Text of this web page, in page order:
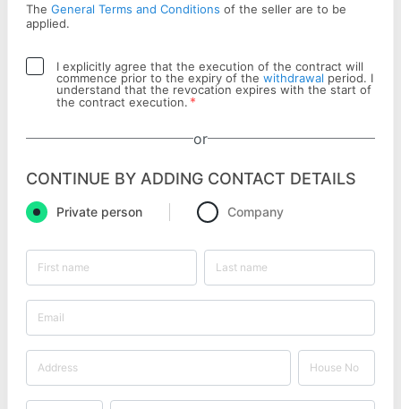
The General Terms and Conditions of the seller are to be
applied.
I explicitly agree that the execution of the contract will
commence prior to the expiry of the withdrawal period. I
understand that the revocation expires with the start of
the contract execution. *
or
CONTINUE BY ADDING CONTACT DETAILS
Private person Company